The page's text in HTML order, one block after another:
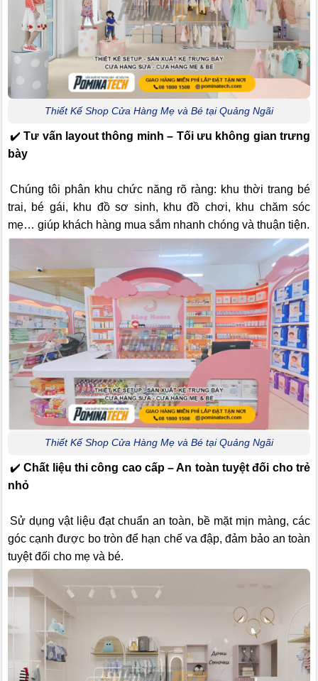
Thiết Kế Shop Cửa Hàng Mẹ và Bé tại Quảng Ngãi
✔️Tư vấn layout thông minh – Tối ưu không gian trưng
bày
Chúng tôi phân khu chức năng rõ ràng: khu thời trang bé
trai, bé gái, khu đồ sơ sinh, khu đồ chơi, khu chăm sóc
mẹ… giúp khách hàng mua sắm nhanh chóng và thuận tiện.
Thiết Kế Shop Cửa Hàng Mẹ và Bé tại Quảng Ngãi
✔️Chất liệu thi công cao cấp – An toàn tuyệt đối cho trẻ
nhỏ
Sử dụng vật liệu đạt chuẩn an toàn, bề mặt mịn màng, các
góc cạnh được bo tròn để hạn chế va đập, đảm bảo an toàn
tuyệt đối cho mẹ và bé.